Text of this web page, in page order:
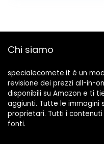
Chi siamo
specialecomete.it è un
revisione dei prezzi all-in-
disponibili su Amazon e ti
aggiunti. Tutte le immagini
proprietari. Tutti i
fonti.